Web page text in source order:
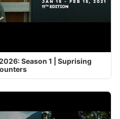
Season 1 | Suprising